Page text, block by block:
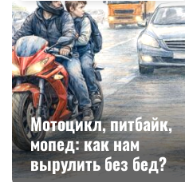
Мотоцикл, питбайк,
мопед: как нам
вырулить без бед?